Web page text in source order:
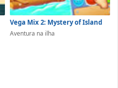
Vega Mix 2: Mystery of Island
Aventura na ilha